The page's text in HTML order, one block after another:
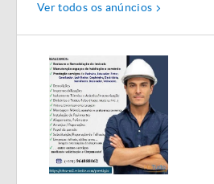
Ver todos os anúncios